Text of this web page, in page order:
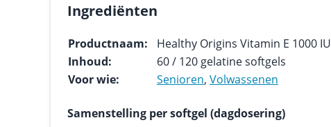
Ingrediënten
Productnaam:
Healthy Origins Vitamin E 1000 IU
Inhoud:
60 / 120 gelatine softgels
Voor wie:
Senioren, Volwassenen
Samenstelling per softgel (dagdosering)